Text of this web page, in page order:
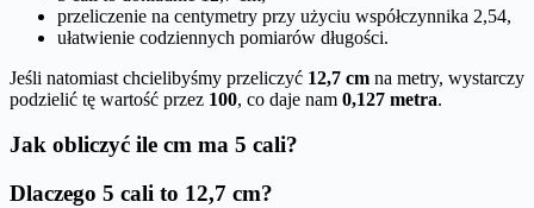
przeliczenie na centymetry przy użyciu współczynnika 2,54,
ułatwienie codziennych pomiarów długości.
Jeśli natomiast chcielibyśmy przeliczyć 12,7 cm na metry, wystarczy
podzielić tę wartość przez 100, co daje nam 0,127 metra.
Jak obliczyć ile cm ma 5 cali?
Dlaczego 5 cali to 12,7 cm?